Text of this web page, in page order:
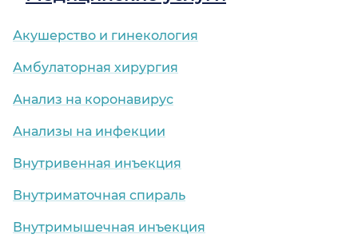
Акушерство и гинекология
Амбулаторная хирургия
Анализ на коронавирус
Анализы на инфекции
Внутривенная инъекция
Внутриматочная спираль
Внутримышечная инъекция